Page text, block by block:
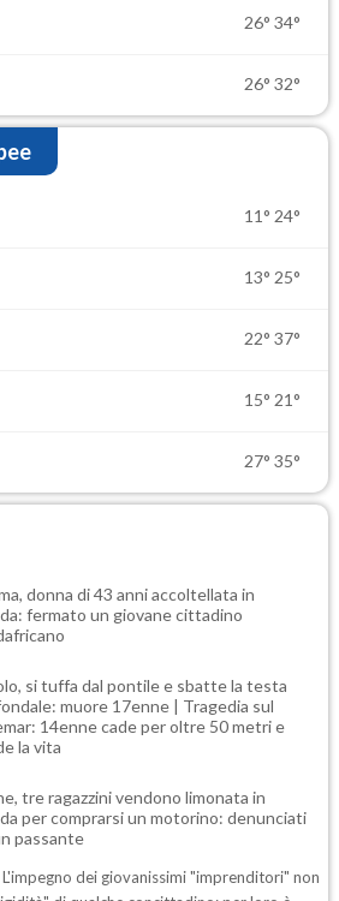
26° 34°
26° 32°
11° 24°
13° 25°
22° 37°
15° 21°
27° 35°
donna di 43 anni accoltellata in
fermato un giovane cittadino
si tuffa dal pontile e sbatte la testa
muore 17enne | Tragedia sul
14enne cade per oltre 50 metri e
la vita
tre ragazzini vendono limonata in
per comprarsi un motorino: denunciati
passante
L'impegno dei giovanissimi "imprenditori" non